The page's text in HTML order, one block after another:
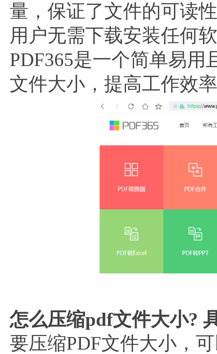
量，保证了文件的可读
用户无需下载安装任何
PDF365是一个简单易
文件大小，提高工作效
怎么压缩pdf文件大小?
要压缩PDF文件大小，